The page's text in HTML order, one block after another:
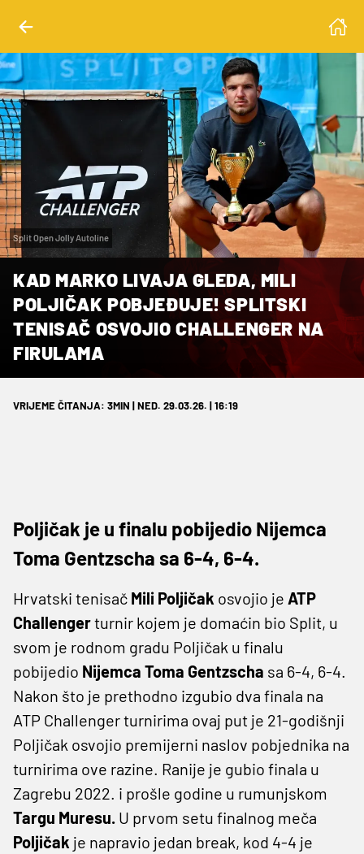
Split Open Jolly Autoline
KAD MARKO LIVAJA GLEDA, MILI
POLJIČAK POBJEĐUJE! SPLITSKI
TENISAČ OSVOJIO CHALLENGER NA
FIRULAMA
VRIJEME ČITANJA: 3MIN | NED. 29.03.26. | 16:19
Poljičak je u finalu pobijedio Nijemca
Toma Gentzscha sa 6-4, 6-4.
Hrvatski tenisač Mili Poljičak osvojio je ATP
Challengerturnir kojem je domaćin bio Split, u
svom je rodnom gradu Poljičak u finalu
pobijedio Nijemca Toma Gentzscha sa 6-4, 6-4.
Nakon što je prethodno izgubio dva finala na
ATP Challenger turnirima ovaj put je 21-godišnji
Poljičak osvojio premijerni naslov pobjednika na
turnirima ove razine. Ranije je gubio finala u
Zagrebu 2022. i prošle godine u rumunjskom
Targu Muresu. U prvom setu finalnog meča
Poljičak je napravio jedan break, kod 4-4 je